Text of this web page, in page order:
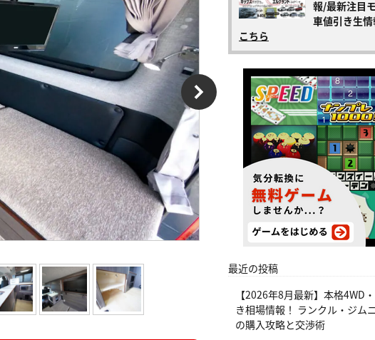
報/最新注目
車値引き生
こちら
最近の投稿
【2026年8月最新】本格4WD
き相場情報！ ランクル・ジム
の購入攻略と交渉術